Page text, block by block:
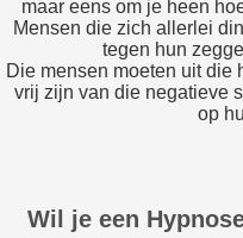
maar eens om je heen
Mensen die zich allerlei
tegen hun
Die mensen moeten uit die
vrij zijn van die negatieve
op
Wil je een